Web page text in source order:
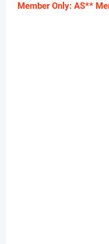
Member Only: AS**